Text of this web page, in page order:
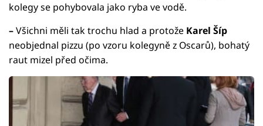
kolegy se pohybovala jako ryba ve vodě.
–Všichni měli tak trochu hlad a protože Karel Šíp
neobjednal pizzu (po vzoru kolegyně z Oscarů), bohatý
raut mizel před očima.